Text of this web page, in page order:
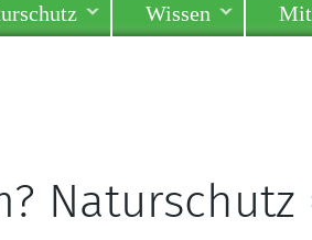
Naturschutz
Wissen